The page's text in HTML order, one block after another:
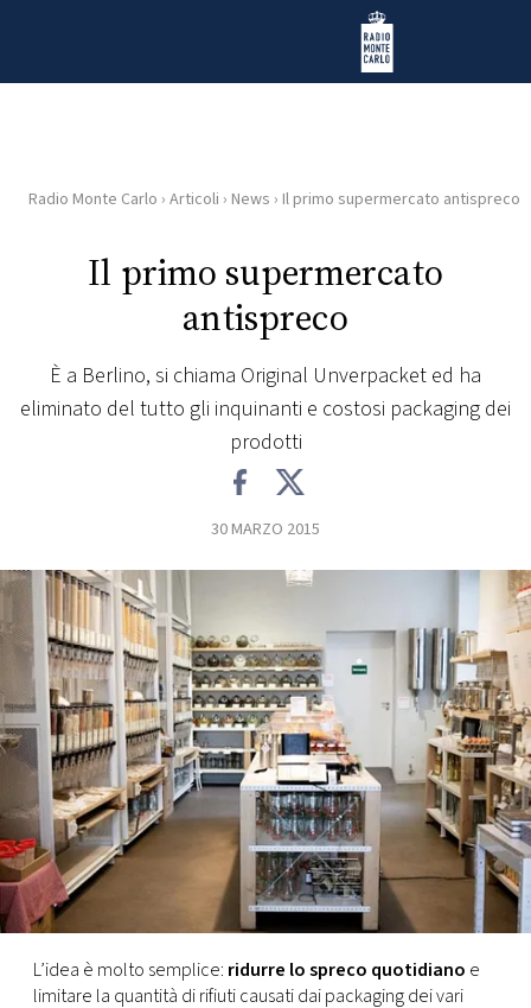
Radio Monte Carlo
HOME
RADIO
RADIO
FOTO
CONCORSI
EVENTI
VIDEO
TV
PRINCIPATO
DI
MONACO
Radio Monte Carlo › Articoli › News › Il primo supermercato antispreco
Il primo supermercato
antispreco
È a Berlino, si chiama Original Unverpacket ed ha
eliminato del tutto gli inquinanti e costosi packaging dei
prodotti
30 MARZO 2015
L’idea è molto semplice: ridurre lo spreco quotidiano e
limitare la quantità di rifiuti causati dai packaging dei vari